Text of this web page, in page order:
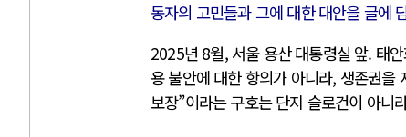
동자의 고민들과 그에 대한 대안을 글에
2025년 8월, 서울 용산 대통령실 앞. 태
용 불안에 대한 항의가 아니라, 생존권을
보장”이라는 구호는 단지 슬로건이 아니
중국 AI, 저가 공세로 글로벌 토